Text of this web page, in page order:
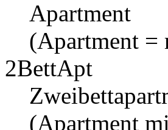
Apartment
(Apartment =
2BettApt
(Apartment